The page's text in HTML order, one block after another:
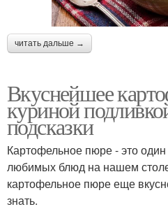
читать дальше →
Вкуснейшее
куриной
подсказки
Картофельное пюре - это
любимых блюд на нашем
картофельное пюре еще
знать.